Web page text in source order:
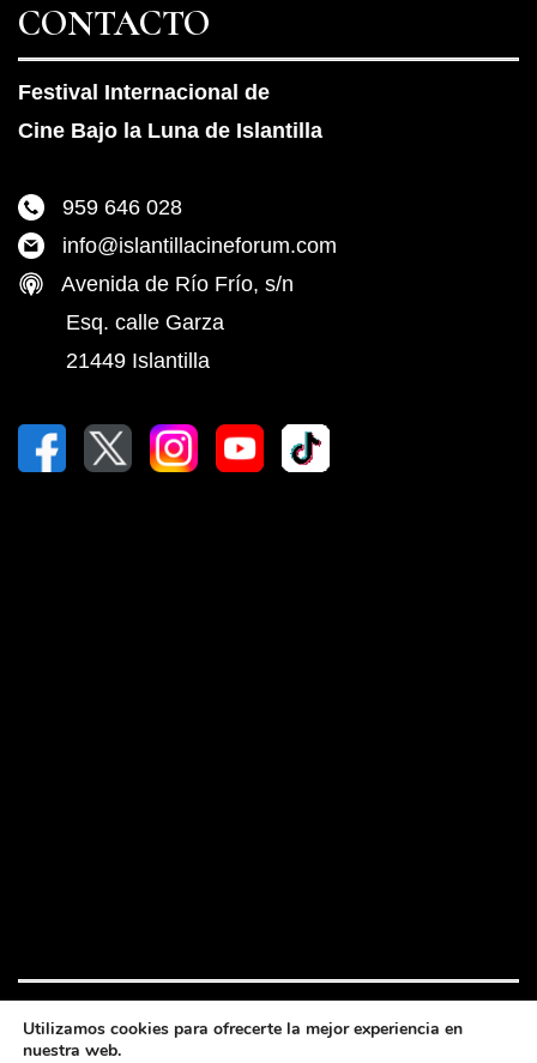
Utilizamos cookies para ofrecerte la mejor experiencia en
nuestra web.
CONTACTO
Festival Internacional de
Cine Bajo la Luna de Islantilla
959 646 028
info@islantillacineforum.com
Avenida de Río Frío, s/n
Esq. calle Garza
21449 Islantilla